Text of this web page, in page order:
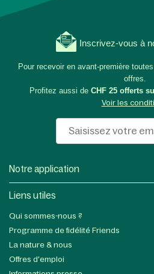
Inscrivez-vous à
Pour recevoir en avant-première
offres.
Profitez aussi de CHF 25 offerts
Voir les
Notre application
Liens utiles​
Qui sommes-nous ?
Programme de fidélité Friends
La nature & nous
Offres d'emploi